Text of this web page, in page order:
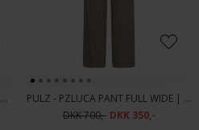
PULZ - PZBINDY HW WIDE LEG | BUKSER PURE CASHMERE
PULZ - PZLUCA PANT FULL WIDE | BUKSER WALNUT BROWN
DKK 700,- DKK 350,-